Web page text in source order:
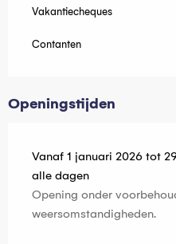
Vakantiecheques
Contanten
Openingstijden
Vanaf 1 januari 2026 tot
alle dagen
Opening onder
weersomstandigheden.